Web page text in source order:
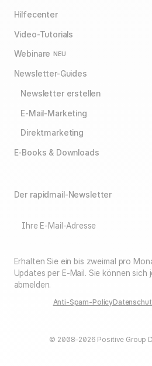
Hilfecenter
Video-Tutorials
Webinare NEU
Newsletter-Guides
Newsletter erstellen
E-Mail-Marketing
Direktmarketing
E-Books & Downloads
Der rapidmail-Newsletter
Ihre E-Mail-Adresse
Erhalten Sie ein bis zweimal pro
Updates per E-Mail. Sie können sich
abmelden.
Anti-Spam-Policy
© 2008–2026 Positive Group